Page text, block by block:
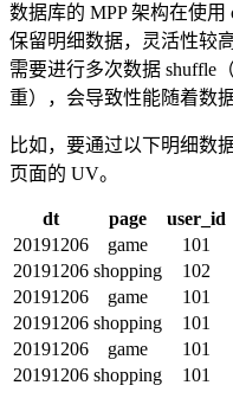
数据库的 MPP 架构在使用
保留明细数据，灵活性较
需要进行多次数据 shuffle
重），会导致性能随着数
比如，要通过以下明细数
页面的 UV。
dt page
user_id
20191206
game
101
20191206 shopping
102
20191206
game
101
20191206 shopping
101
20191206
game
101
20191206 shopping 101